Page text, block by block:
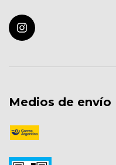
Medios de envío